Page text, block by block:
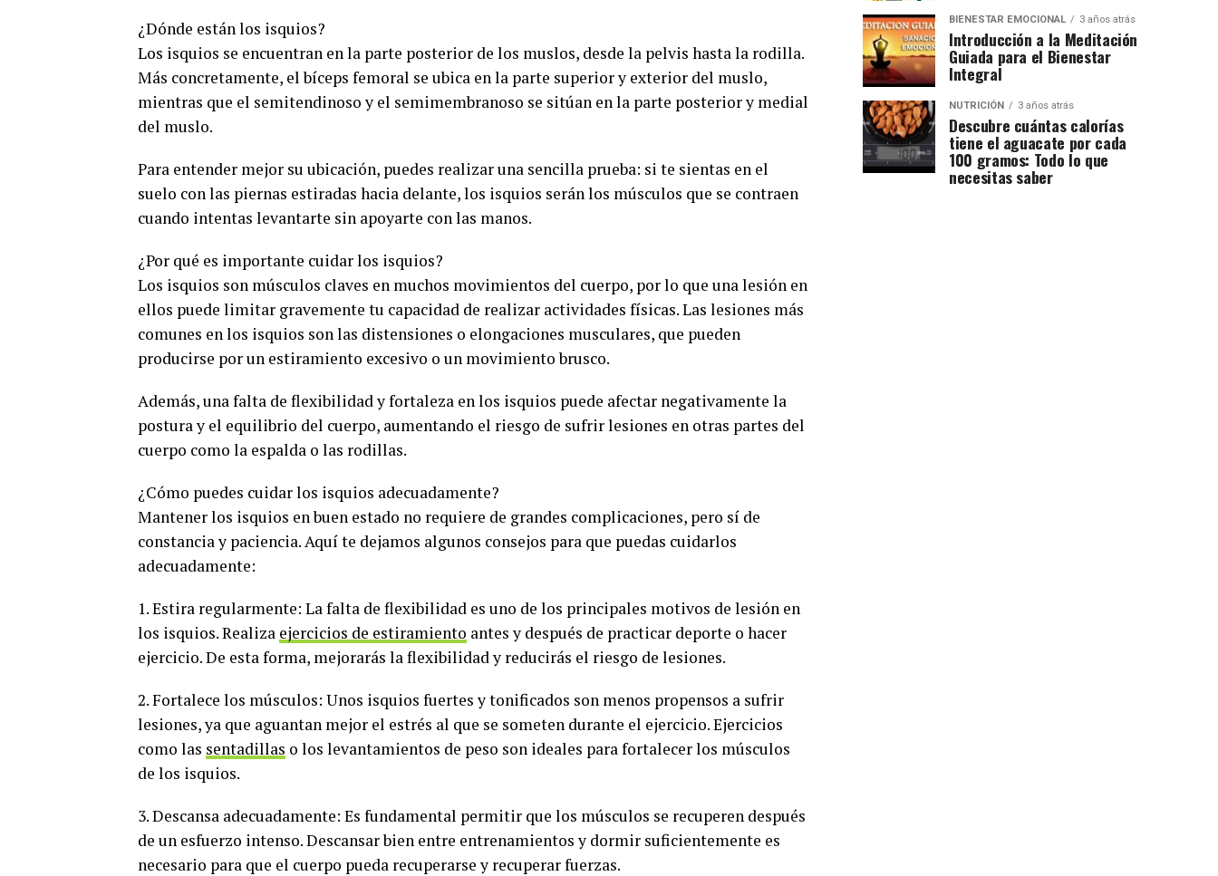
¿Dónde están los isquios?
Los isquios se encuentran en la parte posterior de los muslos, desde la pelvis hasta la rodilla.
Más concretamente, el bíceps femoral se ubica en la parte superior y exterior del muslo,
mientras que el semitendinoso y el semimembranoso se sitúan en la parte posterior y medial
del muslo.
Para entender mejor su ubicación, puedes realizar una sencilla prueba: si te sientas en el
suelo con las piernas estiradas hacia delante, los isquios serán los músculos que se contraen
cuando intentas levantarte sin apoyarte con las manos.
¿Por qué es importante cuidar los isquios?
Los isquios son músculos claves en muchos movimientos del cuerpo, por lo que una lesión en
ellos puede limitar gravemente tu capacidad de realizar actividades físicas. Las lesiones más
comunes en los isquios son las distensiones o elongaciones musculares, que pueden
producirse por un estiramiento excesivo o un movimiento brusco.
Además, una falta de flexibilidad y fortaleza en los isquios puede afectar negativamente la
postura y el equilibrio del cuerpo, aumentando el riesgo de sufrir lesiones en otras partes del
cuerpo como la espalda o las rodillas.
¿Cómo puedes cuidar los isquios adecuadamente?
Mantener los isquios en buen estado no requiere de grandes complicaciones, pero sí de
constancia y paciencia. Aquí te dejamos algunos consejos para que puedas cuidarlos
adecuadamente:
1. Estira regularmente: La falta de flexibilidad es uno de los principales motivos de lesión en
los isquios. Realiza ejercicios de estiramiento antes y después de practicar deporte o hacer
ejercicio. De esta forma, mejorarás la flexibilidad y reducirás el riesgo de lesiones.
2. Fortalece los músculos: Unos isquios fuertes y tonificados son menos propensos a sufrir
lesiones, ya que aguantan mejor el estrés al que se someten durante el ejercicio. Ejercicios
como las sentadillas o los levantamientos de peso son ideales para fortalecer los músculos
de los isquios.
3. Descansa adecuadamente: Es fundamental permitir que los músculos se recuperen después
de un esfuerzo intenso. Descansar bien entre entrenamientos y dormir suficientemente es
necesario para que el cuerpo pueda recuperarse y recuperar fuerzas.
BIENESTAR EMOCIONAL 3 años atrás
Introducción a la Meditación
Guiada para el Bienestar
Integral
NUTRICIÓN 3 años atrás
Descubre cuántas calorías
tiene el aguacate por cada
100 gramos: Todo lo que
necesitas saber